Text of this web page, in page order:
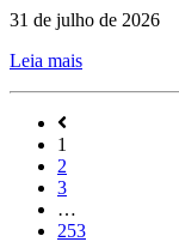
31 de julho de 2026
Leia mais
1
2
3
…
253